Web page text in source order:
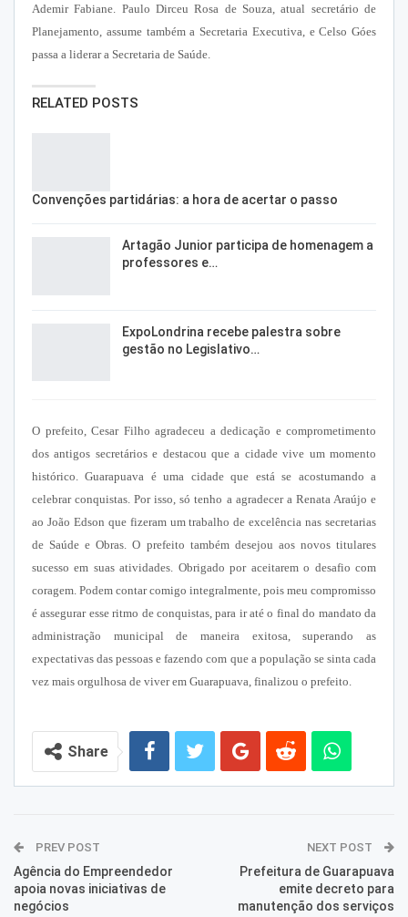
Ademir Fabiane. Paulo Dirceu Rosa de Souza, atual secretário de
Planejamento, assume também a Secretaria Executiva, e Celso Góes
passa a liderar a Secretaria de Saúde.
RELATED POSTS
Convenções partidárias: a hora de acertar o passo
Artagão Junior participa de homenagem a
professores e…
ExpoLondrina recebe palestra sobre
gestão no Legislativo…
O prefeito, Cesar Filho agradeceu a dedicação e comprometimento
dos antigos secretários e destacou que a cidade vive um momento
histórico. Guarapuava é uma cidade que está se acostumando a
celebrar conquistas. Por isso, só tenho a agradecer a Renata Araújo e
ao João Edson que fizeram um trabalho de excelência nas secretarias
de Saúde e Obras. O prefeito também desejou aos novos titulares
sucesso em suas atividades. Obrigado por aceitarem o desafio com
coragem. Podem contar comigo integralmente, pois meu compromisso
é assegurar esse ritmo de conquistas, para ir até o final do mandato da
administração municipal de maneira exitosa, superando as
expectativas das pessoas e fazendo com que a população se sinta cada
vez mais orgulhosa de viver em Guarapuava, finalizou o prefeito.
Share
PREV POST
Agência do Empreendedor
apoia novas iniciativas de
negócios
NEXT POST
Prefeitura de Guarapuava
emite decreto para
manutenção dos serviços